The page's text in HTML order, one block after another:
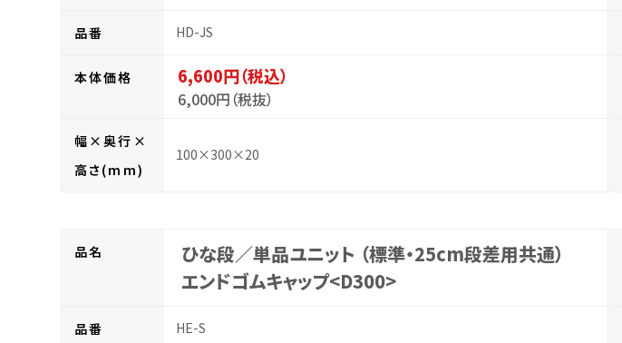
品番 HD-JS
本体価格 6,600円（税込）
6,000円（税抜）
幅×奥行×
高さ(mm)
100×300×20
品名
ひな段／単品ユニット （標準・25cm段差用共通）
エンドゴムキャップ<D300>
品番 HE-S